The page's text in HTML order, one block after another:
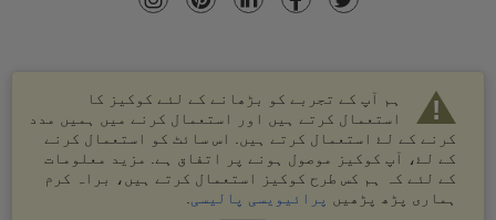
ہم آپ کے تجربے کو بڑھانے کے لئے کوکیز کا
استعمال کرتے ہیں اور استعمال کرنے میں ہمیں مدد
کرنے کے لۓ استعمال کرتے ہیں. اس سائٹ کو استعمال کرنے
کے لۓ، آپ کوکیز موصول ہونے پر اتفاق ہے. مزید معلومات
کے لئے کہ ہم کس طرح کوکیز استعمال کرتے ہیں، براہ کرم
ہماری پڑھ پڑھیں
پرائیویسی پالیسی
© 2003-2026 VisaHQ.com، انک. تمام حقوق محفوظ ہیں۔